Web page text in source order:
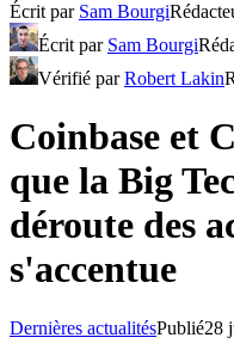
Écrit par Sam Bourgi
Écrit par Sam Bourgi
Vérifié parRobert Lakin
Coinbase et
que la Big
déroute des
s'accentue
Dernières actualitésPublié28